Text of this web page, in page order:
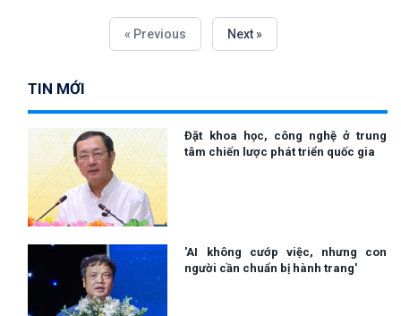
« Previous Next »
TIN MỚI
Đặt khoa học, công nghệ ở trung
tâm chiến lược phát triển quốc gia
'AI không cướp việc, nhưng con
người cần chuẩn bị hành trang'